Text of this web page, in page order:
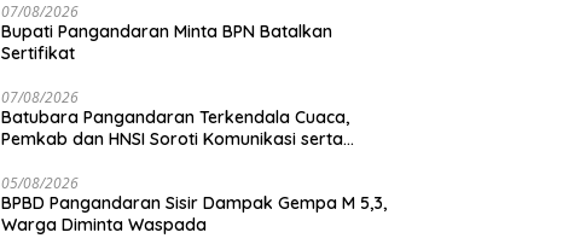
07/08/2026
Bupati Pangandaran Minta BPN Batalkan
Sertifikat
07/08/2026
Batubara Pangandaran Terkendala Cuaca,
Pemkab dan HNSI Soroti Komunikasi serta
05/08/2026
BPBD Pangandaran Sisir Dampak Gempa M 5,3,
Warga Diminta Waspada